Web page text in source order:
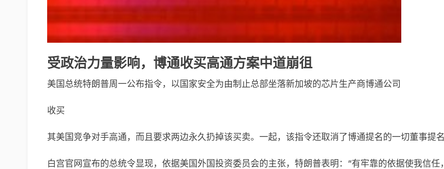
受政治力量影响，博通收买高通方案中道崩徂
美国总统特朗普周一公布指令，以国家安全为由制止总部坐落新加坡的芯片生产商博通公司
收买
其美国竞争对手高通，而且要求两边永久扔掉该买卖。一起，该指令还取消了博通提名的一切董事提
白宫官网宣布的总统令显现，依据美国外国投资委员会的主张，特朗普表明：“有牢靠的依据使我信